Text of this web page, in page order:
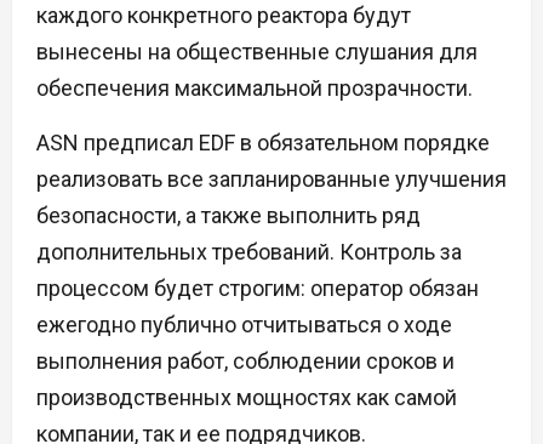
каждого конкретного реактора будут
вынесены на общественные слушания для
обеспечения максимальной прозрачности.
ASN предписал EDF в обязательном порядке
реализовать все запланированные улучшения
безопасности, а также выполнить ряд
дополнительных требований. Контроль за
процессом будет строгим: оператор обязан
ежегодно публично отчитываться о ходе
выполнения работ, соблюдении сроков и
производственных мощностях как самой
компании, так и ее подрядчиков.